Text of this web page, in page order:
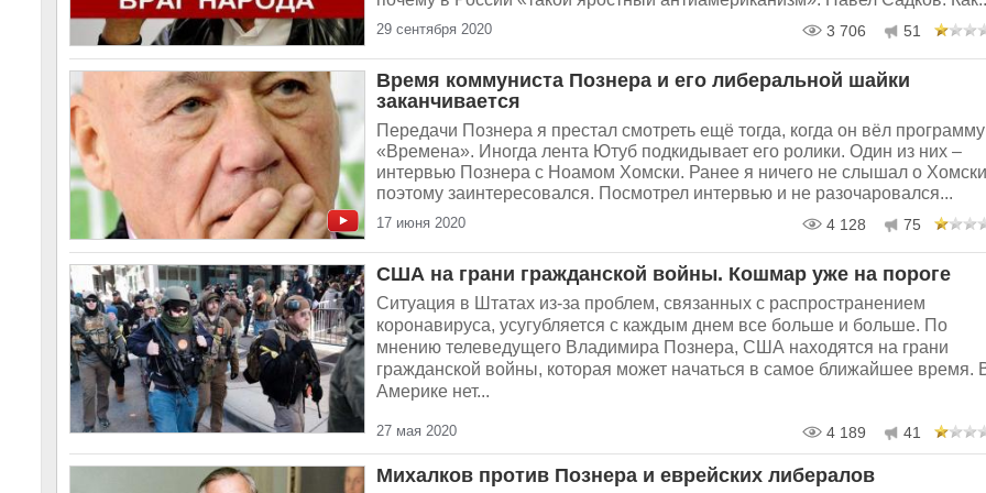
29 сентября 2020 3 706 51
Время коммуниста Познера и его либеральной шайки
заканчивается
Передачи Познера я престал смотреть ещё тогда, когда он вёл программу
«Времена». Иногда лента Ютуб подкидывает его ролики. Один из них –
интервью Познера с Ноамом Хомски. Ранее я ничего не слышал о
поэтому заинтересовался. Посмотрел интервью и не разочаровался...
17 июня 2020 4 128 75
США на грани гражданской войны. Кошмар уже на пороге
Ситуация в Штатах из-за проблем, связанных с распространением
коронавируса, усугубляется с каждым днем все больше и больше. По
мнению телеведущего Владимира Познера, США находятся на грани
гражданской войны, которая может начаться в самое ближайшее время.
Америке нет...
27 мая 2020 4 189 41
Михалков против Познера и еврейских либералов